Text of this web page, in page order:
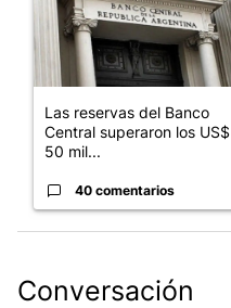
Las reservas del Banco
Central superaron los US$
50 mil...
40 comentarios
Conversación